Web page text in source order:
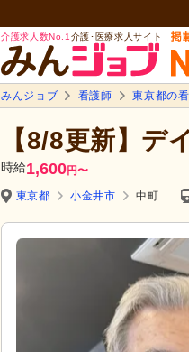
介護求人数No.1 介護･医療求人サイト
みんジョブ 看護師 東京都の
【8/8更新】デ
時給1,600円〜
東京都 小金井市 中町